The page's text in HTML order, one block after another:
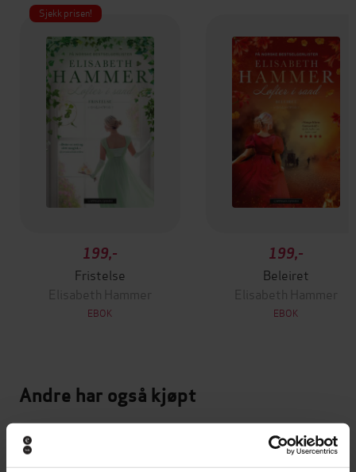
Sjekk prisen!
199,-
Fristelse
Elisabeth Hammer
EBOK
199,-
Beleiret
Elisabeth Hammer
EBOK
Andre har også kjøpt
Premium
Første gang på tilbud